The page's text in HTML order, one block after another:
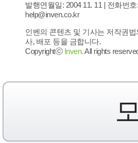
발행연월일: 2004 11. 11 | 전화번호
help@inven.co.kr
인벤의 콘텐츠 및 기사는 저작권
사, 배포 등을 금합니다.
Copyrightⓒ Inven.All rights